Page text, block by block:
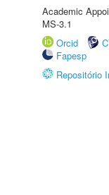
Academic
MS-3.1
Orcid
Fapesp
Repositório